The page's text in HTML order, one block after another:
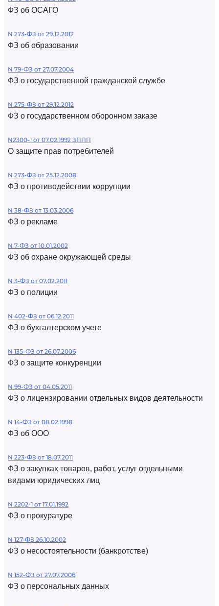
ФЗ об ОСАГО
N 273-ФЗ от 29.12.2012
ФЗ об образовании
N 79-ФЗ от 27.07.2004
ФЗ о государственной гражданской службе
N 275-ФЗ от 29.12.2012
ФЗ о государственном оборонном заказе
N2300-1 от 07.02.1992 ЗППП
О защите прав потребителей
N 273-ФЗ от 25.12.2008
ФЗ о противодействии коррупции
N 38-ФЗ от 13.03.2006
ФЗ о рекламе
N 7-ФЗ от 10.01.2002
ФЗ об охране окружающей среды
N 3-ФЗ от 07.02.2011
ФЗ о полиции
N 402-ФЗ от 06.12.2011
ФЗ о бухгалтерском учете
N 135-ФЗ от 26.07.2006
ФЗ о защите конкуренции
N 99-ФЗ от 04.05.2011
ФЗ о лицензировании отдельных видов деятельности
N 14-ФЗ от 08.02.1998
ФЗ об ООО
N 223-ФЗ от 18.07.2011
ФЗ о закупках товаров, работ, услуг отдельными
видами юридических лиц
N 2202-1 от 17.01.1992
ФЗ о прокуратуре
N 127-ФЗ 26.10.2002
ФЗ о несостоятельности (банкротстве)
N 152-ФЗ от 27.07.2006
ФЗ о персональных данных